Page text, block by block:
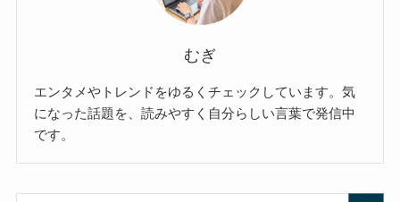
むぎ
エンタメやトレンドをゆるくチェックしています。気
になった話題を、読みやすく自分らしい言葉で発信中
です。